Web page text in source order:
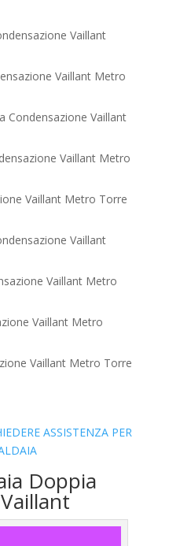
Vaillant
Vaillant Metro
Condensazione Vaillant
Vaillant Metro
Vaillant Metro Torre
Vaillant
Vaillant Metro
Vaillant Metro
Vaillant Metro Torre
ASSISTENZA PER
Doppia